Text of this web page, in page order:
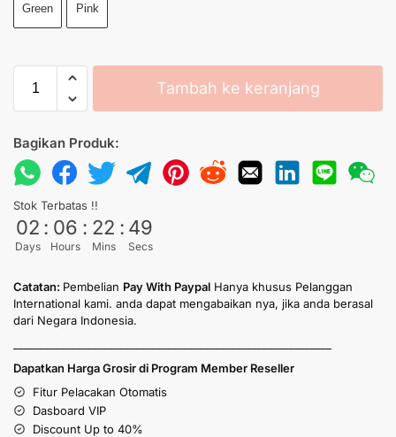
Green Pink
Tambah ke keranjang
Bagikan Produk:
Stok Terbatas !!
02
Days
: 06
Hours
: 22
Mins
: 49
Secs
Catatan: Pembelian Pay With Paypal Hanya khusus Pelanggan
International kami. anda dapat mengabaikan nya, jika anda berasal
dari Negara Indonesia.
Dapatkan Harga Grosir di Program Member Reseller
Fitur Pelacakan Otomatis
Dasboard VIP
Discount Up to 40%